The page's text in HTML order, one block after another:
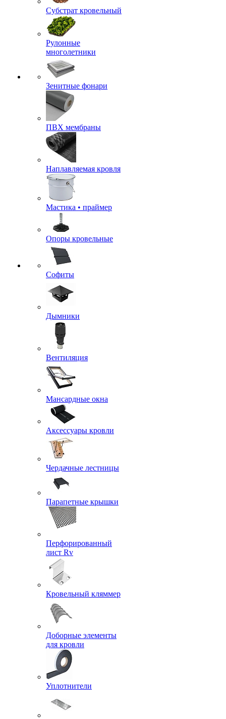
Субстрат кровельный
Рулонные
многолетники
Зенитные фонари
ПВХ мембраны
Наплавляемая кровля
Мастика • праймер
Опоры кровельные
Софиты
Дымники
Вентиляция
Мансардные окна
Аксессуары кровли
Чердачные лестницы
Парапетные крышки
Перфорированный
лист Rv
Кровельный кляммер
Доборные элементы
для кровли
Уплотнители